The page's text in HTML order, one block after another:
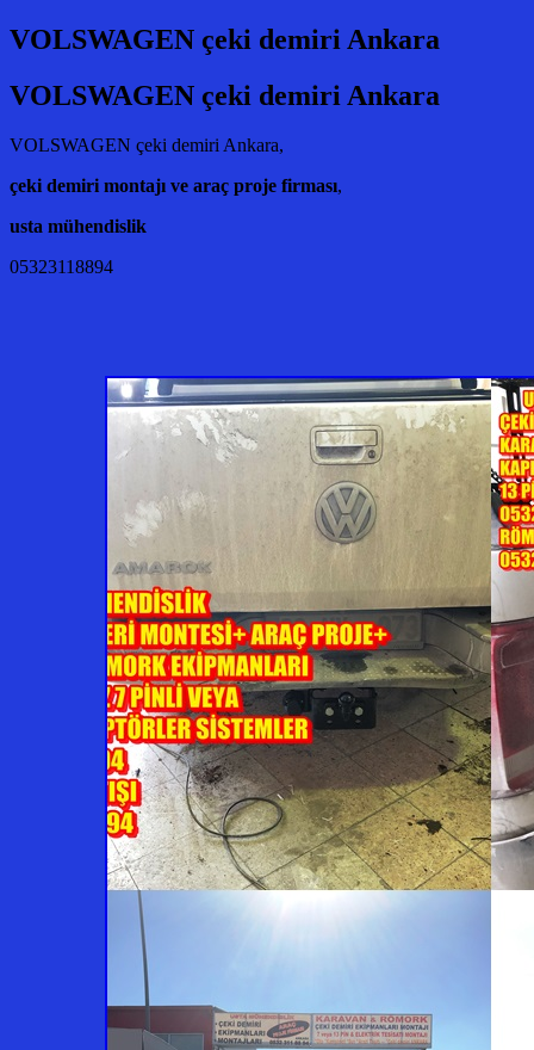
VOLSWAGEN çeki demiri Ankara
VOLSWAGEN çeki demiri Ankara
VOLSWAGEN çeki demiri Ankara,
çeki demiri montajı ve araç proje firması,
usta mühendislik
05323118894